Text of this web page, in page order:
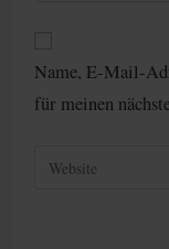
Kommentieren
ein
Adresse
zum
ein
Name, E-Mail-
für meinen
Gib